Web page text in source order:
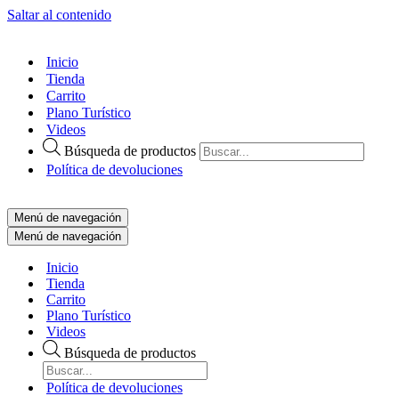
Saltar al contenido
Inicio
Tienda
Carrito
Plano Turístico
Videos
Búsqueda de productos
Política de devoluciones
Menú de navegación
Menú de navegación
Inicio
Tienda
Carrito
Plano Turístico
Videos
Búsqueda de productos
Política de devoluciones